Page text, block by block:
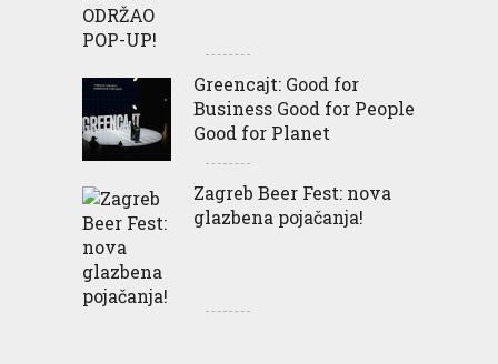
Greencajt: Good for
Business Good for People
Good for Planet
Zagreb Beer Fest: nova
glazbena pojačanja!